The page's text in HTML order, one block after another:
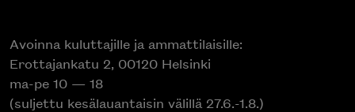
Avoinna kuluttajille ja ammattilaisille:
Erottajankatu 2, 00120 Helsinki
ma-pe 10 — 18
(suljettu kesälauantaisin välillä 27.6.-1.8.)